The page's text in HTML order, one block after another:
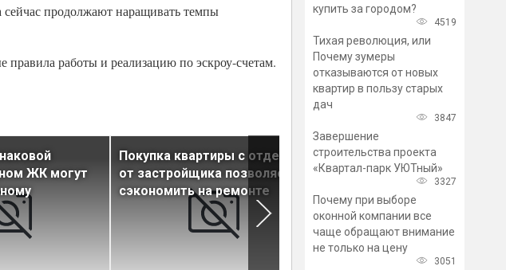
продолжают наращивать темпы
работы и реализацию по эскроу-счетам.
ЖК могут
Покупка квартиры с отделкой
от застройщика позволяет
сэкономить на ремонте
Эксперты определили
оптимальное время для
покупки жилья в
купить за городом?
4519
Тихая революция, или
Почему зумеры
отказываются от новых
квартир в пользу старых
дач
3847
Завершение
строительства проекта
«Квартал-парк УЮТный»
3327
Почему при выборе
оконной компании все
чаще обращают внимание
не только на цену
3051